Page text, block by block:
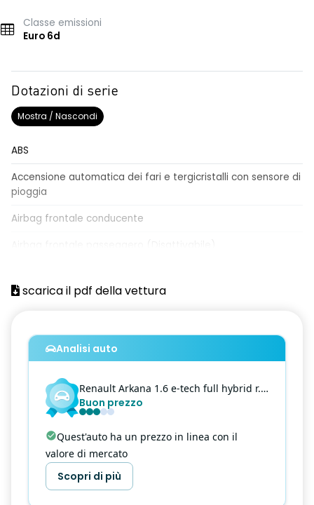
Classe emissioni
Euro 6d
Dotazioni di serie
Mostra / Nascondi
ABS
Accensione automatica dei fari e tergicristalli con sensore di
pioggia
Airbag frontale conducente
Airbag laterali per la protezione del torace
Armonia interna in nero titanio
Assistenza al mantenimento della corsia (Lane Keep Assist)
Assistenza all'uscita dal parcheggio (Rear Cross Traffic
Assistenza alla frenata di emergenza AFU
Assistenza alla partenza in salita (Hill Start Assist)
Avviso attraversamento linea di corsia (Lane Departure
scarica il pdf della vettura
Analisi auto
Renault Arkana 1.6 e-tech full hybrid r.s. line 145cv
Buon prezzo
Quest'auto ha un prezzo in linea con il
valore di mercato
Scopri di più